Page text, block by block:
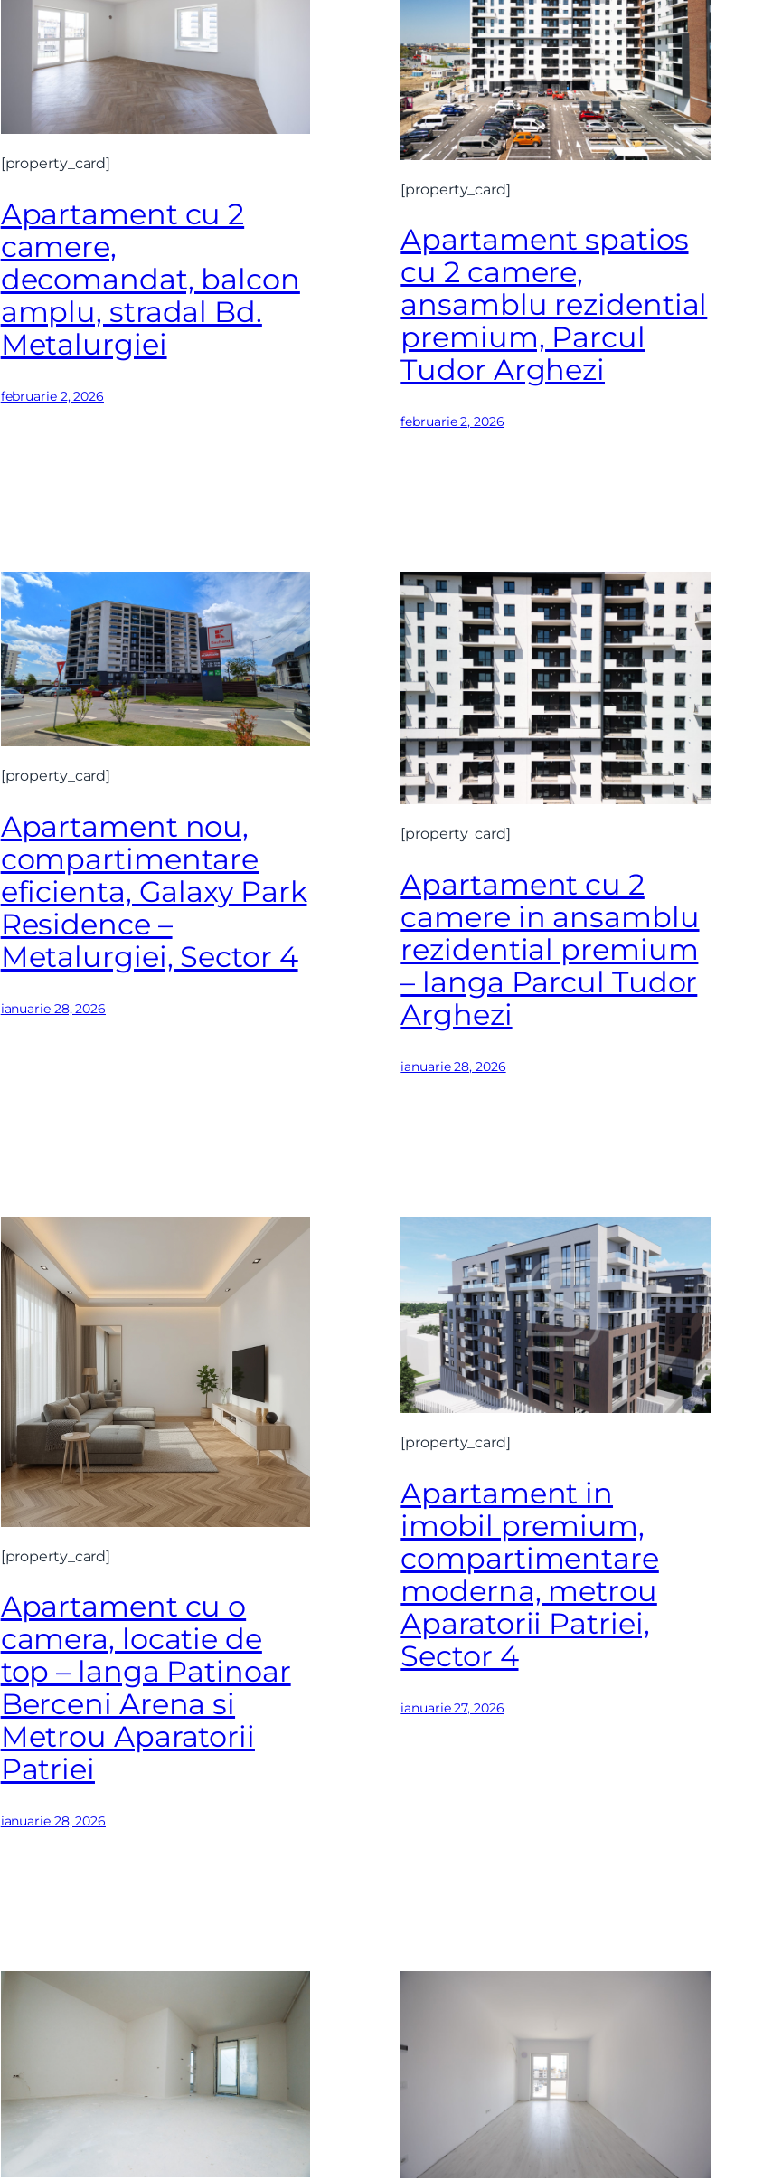
[property_card]
Apartament cu 2
camere,
decomandat, balcon
amplu, stradal Bd.
Metalurgiei
februarie 2, 2026
[property_card]
Apartament spatios
cu 2 camere,
ansamblu rezidential
premium, Parcul
Tudor Arghezi
februarie 2, 2026
[property_card]
Apartament nou,
compartimentare
eficienta, Galaxy Park
Residence –
Metalurgiei, Sector 4
ianuarie 28, 2026
[property_card]
Apartament cu 2
camere in ansamblu
rezidential premium
– langa Parcul Tudor
Arghezi
ianuarie 28, 2026
[property_card]
Apartament cu o
camera, locatie de
top – langa Patinoar
Berceni Arena si
Metrou Aparatorii
Patriei
ianuarie 28, 2026
[property_card]
Apartament in
imobil premium,
compartimentare
moderna, metrou
Aparatorii Patriei,
Sector 4
ianuarie 27, 2026
X
Vreau sa fiu contactat